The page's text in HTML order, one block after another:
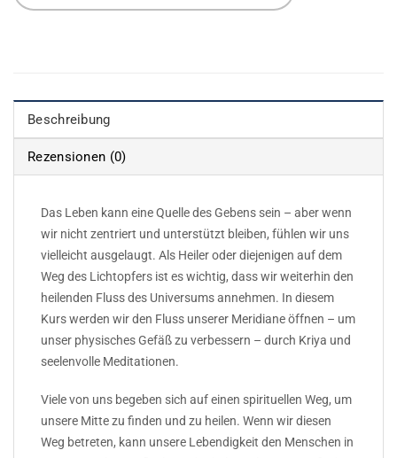
Beschreibung
Rezensionen (0)
Das Leben kann eine Quelle des Gebens sein – aber wenn
wir nicht zentriert und unterstützt bleiben, fühlen wir uns
vielleicht ausgelaugt. Als Heiler oder diejenigen auf dem
Weg des Lichtopfers ist es wichtig, dass wir weiterhin den
heilenden Fluss des Universums annehmen. In diesem
Kurs werden wir den Fluss unserer Meridiane öffnen – um
unser physisches Gefäß zu verbessern – durch Kriya und
seelenvolle Meditationen.
Viele von uns begeben sich auf einen spirituellen Weg, um
unsere Mitte zu finden und zu heilen. Wenn wir diesen
Weg betreten, kann unsere Lebendigkeit den Menschen in